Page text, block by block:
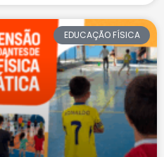
EDUCAÇÃO FÍSICA